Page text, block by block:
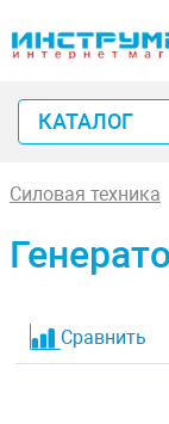
КАТАЛОГ
Силовая техника
Сравнить